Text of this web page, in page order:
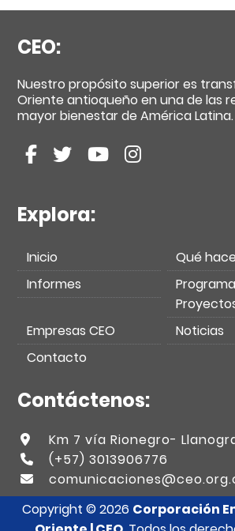
CEO:
Nuestro propósito superior es
Oriente antioqueño en una de las
mayor bienestar de América Latina.
Explora:
Inicio
Qué
Informes
Empresas CEO
Noticias
Contacto
Contáctenos:
Km 7 vía Rionegro-
(+57) 3013906776
Copyright © 2026 Corporación